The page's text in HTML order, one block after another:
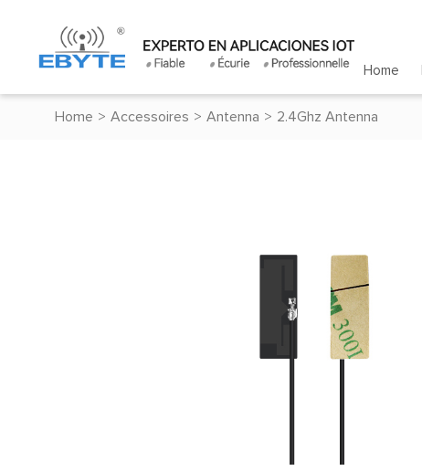
Home
Home > Accessoires > Antenna > 2.4Ghz Antenna